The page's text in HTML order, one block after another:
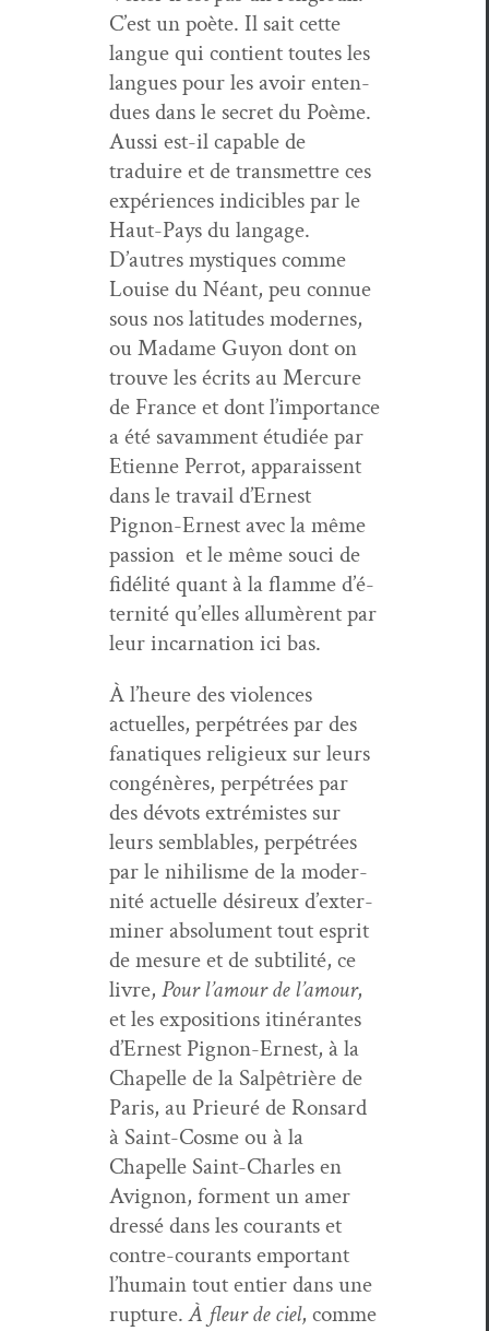
C’est un poète. Il sait cette
langue qui con­tient toutes les
langues pour les avoir enten­
dues dans le secret du Poème.
Aus­si est-il capa­ble de
traduire et de trans­met­tre ces
expéri­ences indi­ci­bles par le
Haut-Pays du langage.
D’autres mys­tiques comme
Louise du Néant, peu con­nue
sous nos lat­i­tudes mod­ernes,
ou Madame Guy­on dont on
trou­ve les écrits au Mer­cure
de France et dont l’im­por­tance
a été savam­ment étudiée par
Eti­enne Per­rot, appa­rais­sent
dans le tra­vail d’Ernest
Pignon-Ernest avec la même
pas­sion et le même souci de
fidél­ité quant à la flamme d’é­
ter­nité qu’elles allumèrent par
leur incar­na­tion ici bas.
À l’heure des vio­lences
actuelles, per­pétrées par des
fana­tiques religieux sur leurs
con­génères, per­pétrées par
des dévots extrémistes sur
leurs sem­blables, per­pétrées
par le nihilisme de la moder­
nité actuelle désireux d’ex­ter­
min­er absol­u­ment tout esprit
de mesure et de sub­til­ité, ce
livre, Pour l’amour de l’amour,
et les expo­si­tions itinérantes
d’Ernest Pignon-Ernest, à la
Chapelle de la Salpêtrière de
Paris, au Prieuré de Ron­sard
à Saint-Cosme ou à la
Chapelle Saint-Charles en
Avi­gnon, for­ment un amer
dressé dans les courants et
con­tre-courants empor­tant
l’hu­main tout entier dans une
rup­ture.À fleur de ciel, comme